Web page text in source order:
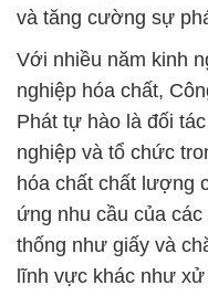
và tăng cường sự
Với nhiều năm kinh
nghiệp hóa chất,
Phát tự hào là đối
nghiệp và tổ chức
hóa chất chất lượng
ứng nhu cầu của
thống như giấy và
lĩnh vực khác như